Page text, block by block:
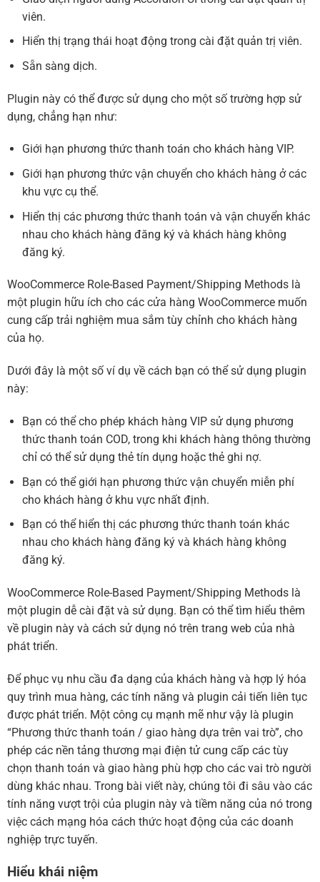
viên.
Hiển thị trạng thái hoạt động trong cài đặt quản trị viên.
Sẵn sàng dịch.
Plugin này có thể được sử dụng cho một số trường hợp sử
dụng, chẳng hạn như:
Giới hạn phương thức thanh toán cho khách hàng VIP.
Giới hạn phương thức vận chuyển cho khách hàng ở các
khu vực cụ thể.
Hiển thị các phương thức thanh toán và vận chuyển khác
nhau cho khách hàng đăng ký và khách hàng không
đăng ký.
WooCommerce Role-Based Payment/Shipping Methods là
một plugin hữu ích cho các cửa hàng WooCommerce muốn
cung cấp trải nghiệm mua sắm tùy chỉnh cho khách hàng
của họ.
Dưới đây là một số ví dụ về cách bạn có thể sử dụng plugin
này:
Bạn có thể cho phép khách hàng VIP sử dụng phương
thức thanh toán COD, trong khi khách hàng thông thường
chỉ có thể sử dụng thẻ tín dụng hoặc thẻ ghi nợ.
Bạn có thể giới hạn phương thức vận chuyển miễn phí
cho khách hàng ở khu vực nhất định.
Bạn có thể hiển thị các phương thức thanh toán khác
nhau cho khách hàng đăng ký và khách hàng không
đăng ký.
WooCommerce Role-Based Payment/Shipping Methods là
một plugin dễ cài đặt và sử dụng. Bạn có thể tìm hiểu thêm
về plugin này và cách sử dụng nó trên trang web của nhà
phát triển.
Để phục vụ nhu cầu đa dạng của khách hàng và hợp lý hóa
quy trình mua hàng, các tính năng và plugin cải tiến liên tục
được phát triển. Một công cụ mạnh mẽ như vậy là plugin
“Phương thức thanh toán / giao hàng dựa trên vai trò”, cho
phép các nền tảng thương mại điện tử cung cấp các tùy
chọn thanh toán và giao hàng phù hợp cho các vai trò người
dùng khác nhau. Trong bài viết này, chúng tôi đi sâu vào các
tính năng vượt trội của plugin này và tiềm năng của nó trong
việc cách mạng hóa cách thức hoạt động của các doanh
nghiệp trực tuyến.
Hiểu khái niệm